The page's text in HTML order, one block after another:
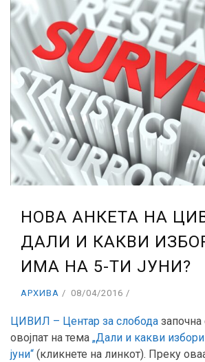
НОВА АНКЕТА НА
ДАЛИ И КАКВИ
ИМА НА 5-ТИ ЈУНИ?
АРХИВА 08/04/2016
ЦИВИЛ – Центар за слобода започна
овојпат на тема „Дали и какви
јуни“ (кликнете на линкот). Преку